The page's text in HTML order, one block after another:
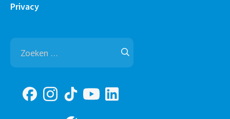
Privacy
Zoeken
naar: